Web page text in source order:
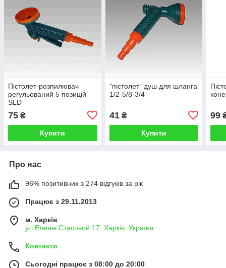
Пістолет-розпилювач
регульований 5 позицій
SLD
75 ₴
Купити
"пістолет" душ для шланга
1/2-5/8-3/4
41₴
Купити
99
Про нас
96% позитивних з 274 відгуків за рік
Працює з 29.11.2013
м. Харків
ул.Елены Стасовой 17, Харків, Україна
Контакти
Сьогодні працює з 08:00 до 20:00